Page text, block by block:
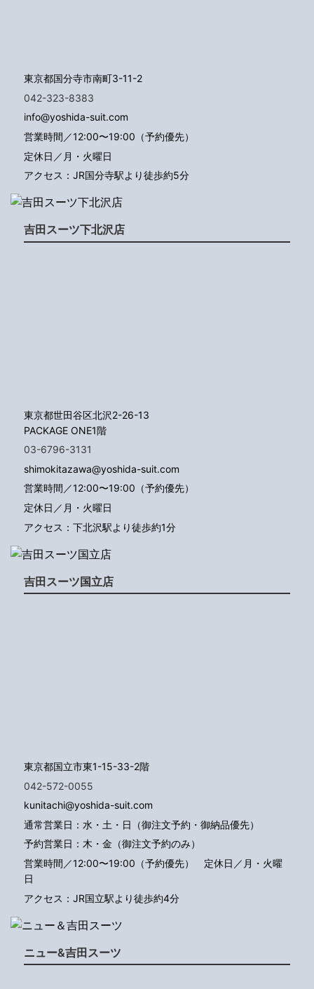
東京都国分寺市南町3-11-2
042-323-8383
info@yoshida-suit.com
営業時間／12:00〜19:00（予約優先）
定休日／月・火曜日
アクセス：JR国分寺駅より徒歩約5分
吉田スーツ下北沢店
東京都世田谷区北沢2-26-13
PACKAGE ONE1階
03-6796-3131
shimokitazawa@yoshida-suit.com
営業時間／12:00〜19:00（予約優先）
定休日／月・火曜日
アクセス：下北沢駅より徒歩約1分
吉田スーツ国立店
東京都国立市東1-15-33-2階
042-572-0055
kunitachi@yoshida-suit.com
通常営業日：水・土・日（御注文予約・御納品優先）
予約営業日：木・金（御注文予約のみ）
営業時間／12:00〜19:00（予約優先） 定休日／月・火曜
日
アクセス：JR国立駅より徒歩約4分
ニュー&吉田スーツ